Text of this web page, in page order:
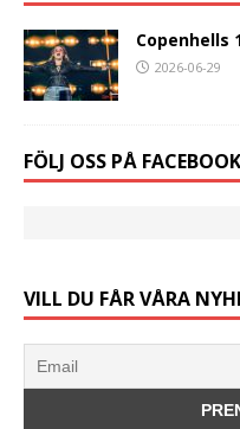
Copenhells
2026-06-29
FÖLJ OSS PÅ FACEBOOK
VILL DU FÅR VÅRA